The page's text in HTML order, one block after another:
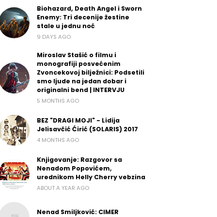
Biohazard, Death Angel i Sworn
Enemy: Tri decenije žestine
stale u jednu noć
9 DAYS AGO
Miroslav Stašić o filmu i
monografiji posvećenim
Zvoncekovoj bilježnici: Podsetili
smo ljude na jedan dobar i
originalni bend | INTERVJU
5 MONTHS AGO
BEZ "DRAGI MOJI" - Lidija
Jelisavčić Ćirić (SOLARIS) 2017
4 MONTHS AGO
Knjigovanje: Razgovor sa
Nenadom Popovićem,
urednikom Helly Cherry vebzina
ABOUT A YEAR AGO
Nenad Smiljković: CIMER